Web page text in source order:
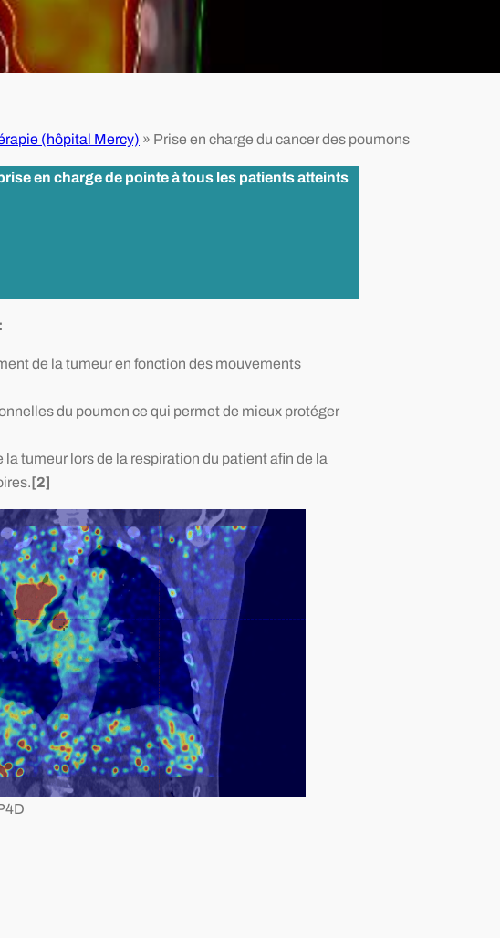
(hôpital Mercy) » Prise en charge du cancer des poumons
en charge de pointe à tous les patients atteints
de la tumeur en fonction des mouvements
du poumon ce qui permet de mieux protéger
tumeur lors de la respiration du patient afin de la
[2]